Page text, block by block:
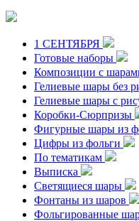
1 СЕНТЯБРЯ
Готовые наборы
Композиции с
Гелиевые шары без
Гелиевые шары с
Коробки-Сюрпризы
Фигурные шары из
Цифры из фольги
По тематикам
Выписка
Светящиеся шары
Фонтаны из шаров
Фольгированные